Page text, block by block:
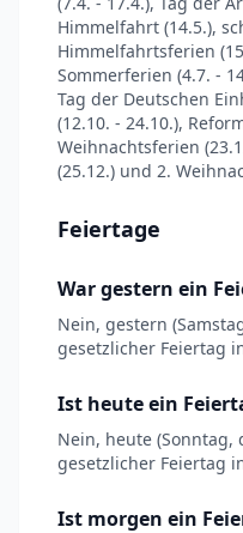
Himmelfahrt (14.5.),
Himmelfahrtsferien
Sommerferien (4.7. -
Tag der Deutschen
(12.10. - 24.10.),
Weihnachtsferien
(25.12.) und 2.
Feiertage
War gestern ein
Nein, gestern
gesetzlicher Feiertag
Ist heute ein
Nein, heute (Sonntag,
gesetzlicher Feiertag
Ist morgen ein